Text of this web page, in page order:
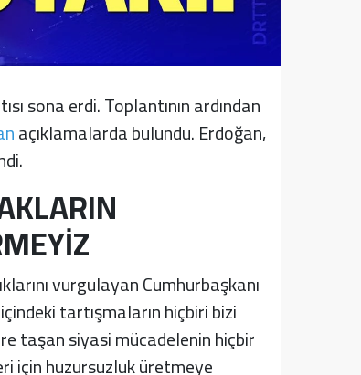
sona erdi. Toplantının ardından
açıklamalarda bulundu. Erdoğan,
vurgulayan Cumhurbaşkanı
tartışmaların hiçbiri bizi
taşan siyasi mücadelenin hiçbir
için huzursuzluk üretmeye